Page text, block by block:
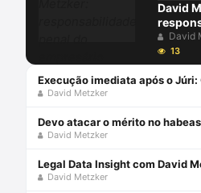
David
David
13
Execução imediata após o Júri:
David Metzker
Devo atacar o mérito no
David Metzker
Legal Data Insight com David
David Metzker